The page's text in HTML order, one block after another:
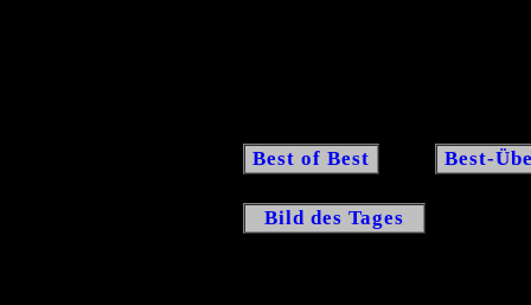
Best of Best Best-
Bild des Tages